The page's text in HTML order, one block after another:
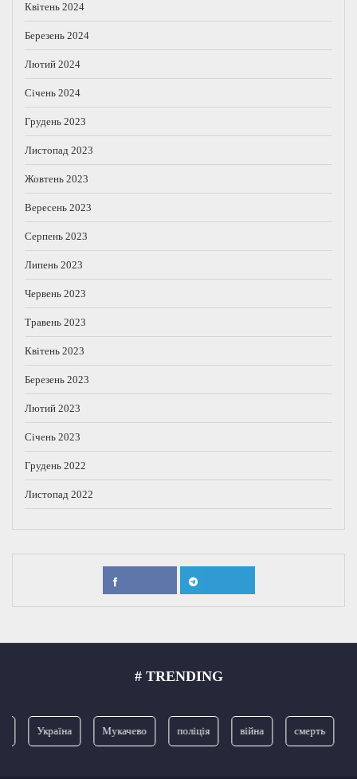
Квітень 2024
Березень 2024
Лютий 2024
Січень 2024
Грудень 2023
Листопад 2023
Жовтень 2023
Вересень 2023
Серпень 2023
Липень 2023
Червень 2023
Травень 2023
Квітень 2023
Березень 2023
Лютий 2023
Січень 2023
Грудень 2022
Листопад 2022
# TRENDING
Україна Мукачево поліція війна смерть